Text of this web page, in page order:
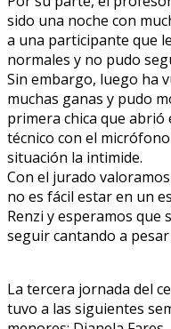
sido una noche con
a una participante que
normales y no pudo
Sin embargo, luego ha
muchas ganas y pudo
primera chica que
técnico con el
situación la intimide.
Con el jurado
no es fácil estar en un
Renzi y esperamos que
seguir cantando a
La tercera jornada del
tuvo a las siguientes